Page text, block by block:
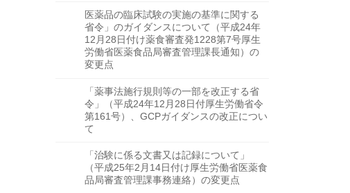
医薬品の臨床試験の実施の基準に関する
省令」のガイダンスについて（平成24年
12月28日付け薬食審査発1228第7号厚生
労働省医薬食品局審査管理課長通知）の
変更点
「薬事法施行規則等の一部を改正する省
令」（平成24年12月28日付厚生労働省令
第161号）、GCPガイダンスの改正につい
て
「治験に係る文書又は記録について」
（平成25年2月14日付け厚生労働省医薬食
品局審査管理課事務連絡）の変更点